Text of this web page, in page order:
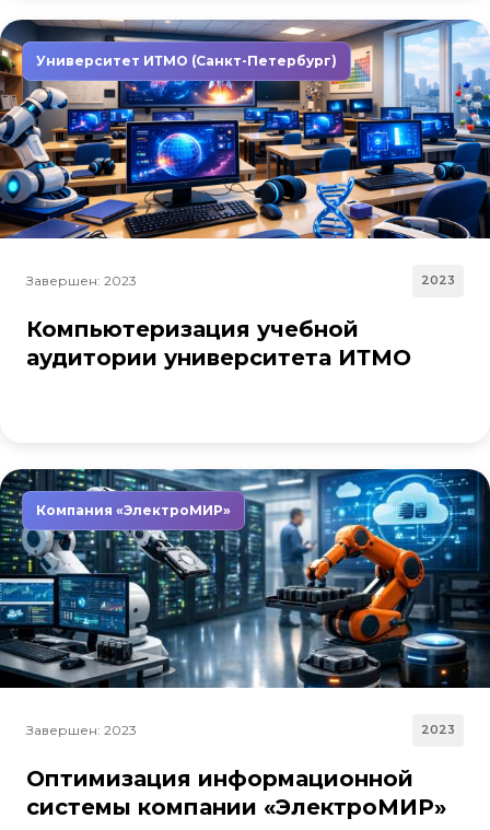
Университет ИТМО (Санкт-Петербург)
Завершен: 2023 2023
Компьютеризация учебной
аудитории университета ИТМО
Компания «ЭлектроМИР»
Завершен: 2023 2023
Оптимизация информационной
системы компании «ЭлектроМИР»